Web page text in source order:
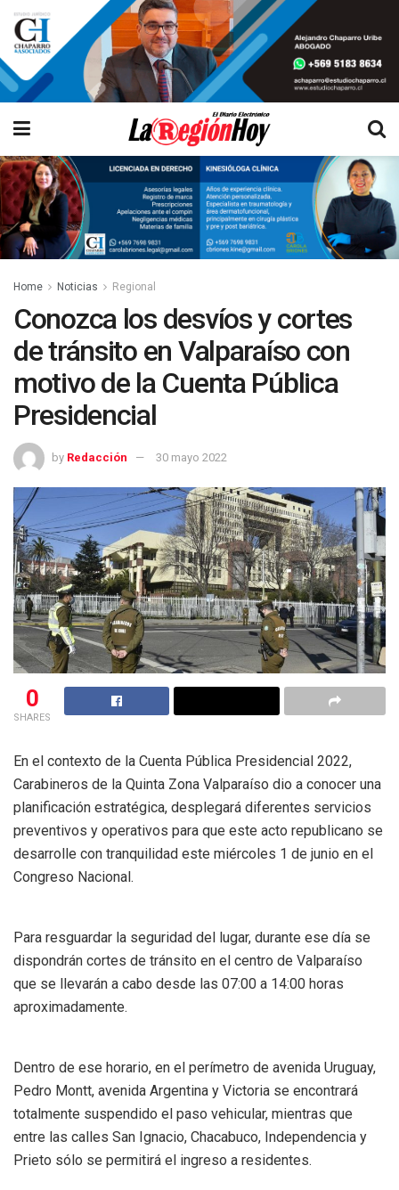
Home Noticias Regional
Conozca los desvíos y cortes
de tránsito en Valparaíso con
motivo de la Cuenta Pública
Presidencial
by Redacción 30 mayo 2022
0
SHARES
En el contexto de la Cuenta Pública Presidencial 2022,
Carabineros de la Quinta Zona Valparaíso dio a conocer una
planificación estratégica, desplegará diferentes servicios
preventivos y operativos para que este acto republicano se
desarrolle con tranquilidad este miércoles 1 de junio en el
Congreso Nacional.
Para resguardar la seguridad del lugar, durante ese día se
dispondrán cortes de tránsito en el centro de Valparaíso
que se llevarán a cabo desde las 07:00 a 14:00 horas
aproximadamente.
Dentro de ese horario, en el perímetro de avenida Uruguay,
Pedro Montt, avenida Argentina y Victoria se encontrará
totalmente suspendido el paso vehicular, mientras que
entre las calles San Ignacio, Chacabuco, Independencia y
Prieto sólo se permitirá el ingreso a residentes.